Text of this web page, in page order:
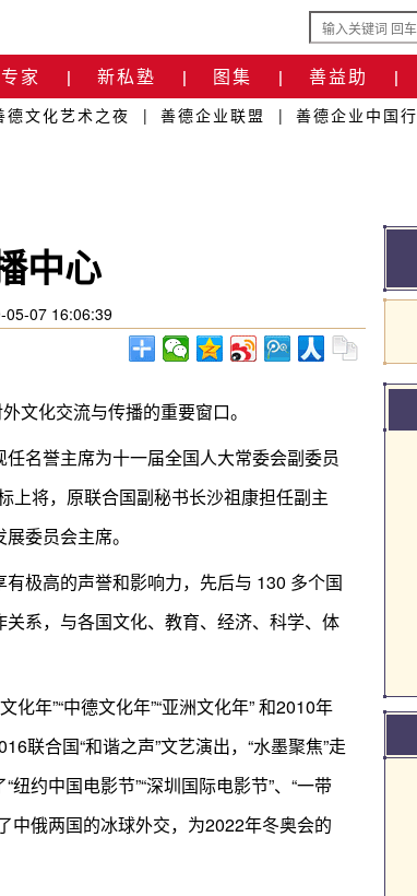
专家 | 新私塾 | 图集 | 善益助 |
德文化艺术之夜 | 善德企业联盟 | 善德企业中国行
中心
05-07 16:06:39
文化交流与传播的重要窗口。
名誉主席为十一届全国人大常委会副委员
上将，原联合国副秘书长沙祖康担任副主
委员会主席。
极高的声誉和影响力，先后与 130 多个国
系，与各国文化、教育、经济、科学、体
化年”“中德文化年”“亚洲文化年” 和2010年
联合国“和谐之声”文艺演出，“水墨聚焦”走
约中国电影节”“深圳国际电影节”、“一带
中俄两国的冰球外交，为2022年冬奥会的